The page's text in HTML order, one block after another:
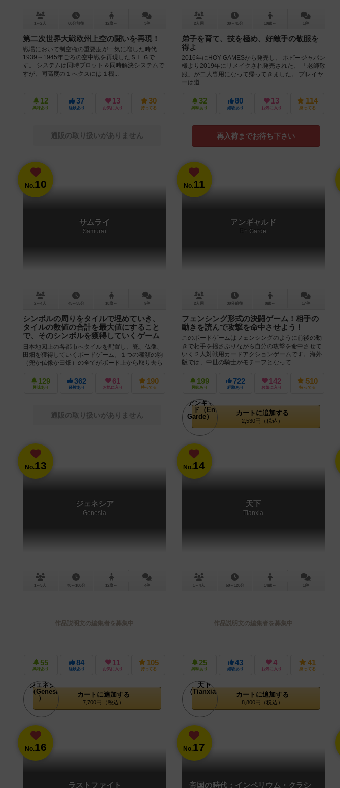
1～2人 60分前後 12歳～ 3件
第二次世界大戦欧州上空の闘いを再現！
戦場において制空権の重要度が一気に増した時代
1939～1945年ごろの空中戦を再現したＳＬＧで
す。 システムは同時プロット＆同時解決システムで
すが、同高度の１へクスには１機...
12
興味あり
37
経験あり
13
お気に入り
30
持ってる
通販の取り扱いがありません
2人用 30～45分 10歳～ 1件
弟子を育て、技を極め、好敵手の敬服を
得よ
2016年にHOY GAMESから発売し、 ホビージャパン
様より2019年にリメイクされ発売された、 「老師敬
服」が二人専用になって帰ってきました。 プレイヤ
ーは道...
32
興味あり
80
経験あり
13
お気に入り
114
持ってる
再入荷までお待ち下さい
No.10
サムライ
Samurai
2～4人 45～55分 10歳～ 9件
シンボルの周りをタイルで埋めていき、
タイルの数値の合計を最大値にすること
で、そのシンボルを獲得していくゲーム
日本地図上の各都市へタイルを配置し、兜、仏像、
田畑を獲得していくボードゲーム。１つの種類の駒
（兜か仏像か田畑）の全てがボード上から取り去ら
129
興味あり
362
経験あり
61
お気に入り
190
持ってる
通販の取り扱いがありません
No.11
アンギャルド
En Garde
2人用 30分前後 8歳～ 17件
フェンシング形式の決闘ゲーム！相手の
動きを読んで攻撃を命中させよう！
このボードゲームはフェンシングのように前後の動
きで相手を揺さぶりながら自分の攻撃を命中させて
いく２人対戦用カードアクションゲームです。海外
版では、中世の騎士がモチーフとなって...
199
興味あり
722
経験あり
142
お気に入り
510
持ってる
カートに追加する
2,530円（税込）
No.13
ジェネシア
Genesia
1～5人 40～100分 12歳～ 4件
作品説明文の編集者を募集中
55
興味あり
84
経験あり
11
お気に入り
105
持ってる
カートに追加する
7,700円（税込）
No.14
天下
Tianxia
1～4人 60～120分 14歳～ 1件
作品説明文の編集者を募集中
25
興味あり
43
経験あり
4
お気に入り
41
持ってる
カートに追加する
8,800円（税込）
No.16
ラストファイト
No.17
帝国の時代：インペリウム・クラシ